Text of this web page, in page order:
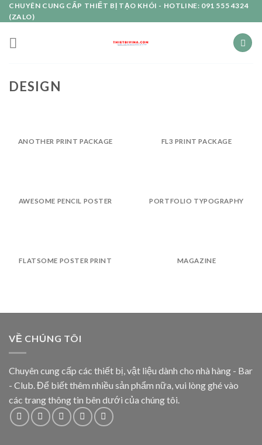
Skip
to
content
CHUYÊN CUNG CẤP THIẾT BỊ TẠO KHÓI - HOTLINE: 091 555 4324
(ZALO)
DESIGN
ANOTHER PRINT PACKAGE FL3 PRINT PACKAGE
AWESOME PENCIL POSTER PORTFOLIO TYPOGRAPHY
FLATSOME POSTER PRINT MAGAZINE
VỀ CHÚNG TÔI
Chuyên cung cấp các thiết bị, vật liệu dành cho nhà hàng - Bar
- Club. Để biết thêm nhiều sản phẩm nữa, vui lòng ghé vào
các trang thông tin bên dưới của chúng tôi.